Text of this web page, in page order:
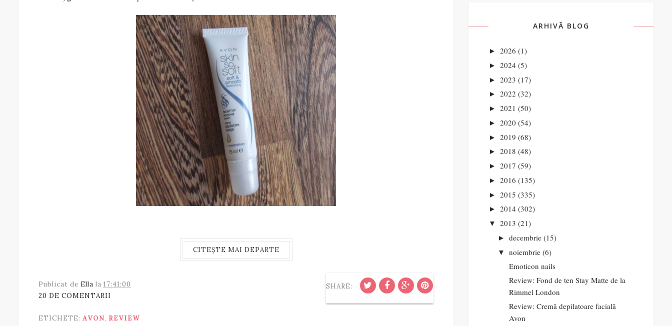
CITEȘTE MAI DEPARTE
Publicat de Ella la 17:41:00
20 DE COMENTARII
SHARE:
ETICHETE: AVON, REVIEW
ARHIVĂ BLOG
► 2026 (1)
► 2024 (5)
► 2023 (17)
► 2022 (32)
► 2021 (50)
► 2020 (54)
► 2019 (68)
► 2018 (48)
► 2017 (59)
► 2016 (135)
► 2015 (335)
► 2014 (302)
▼ 2013 (21)
► decembrie (15)
▼ noiembrie (6)
Emoticon nails
Review: Fond de ten Stay Matte de la
Rimmel London
Review: Cremă depilatoare facială
Avon